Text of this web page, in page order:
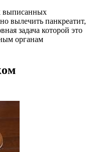
выписанных
вылечить панкреатит,
задача которой это
органам